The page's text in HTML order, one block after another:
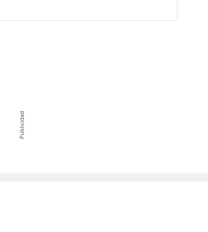
Publicidad